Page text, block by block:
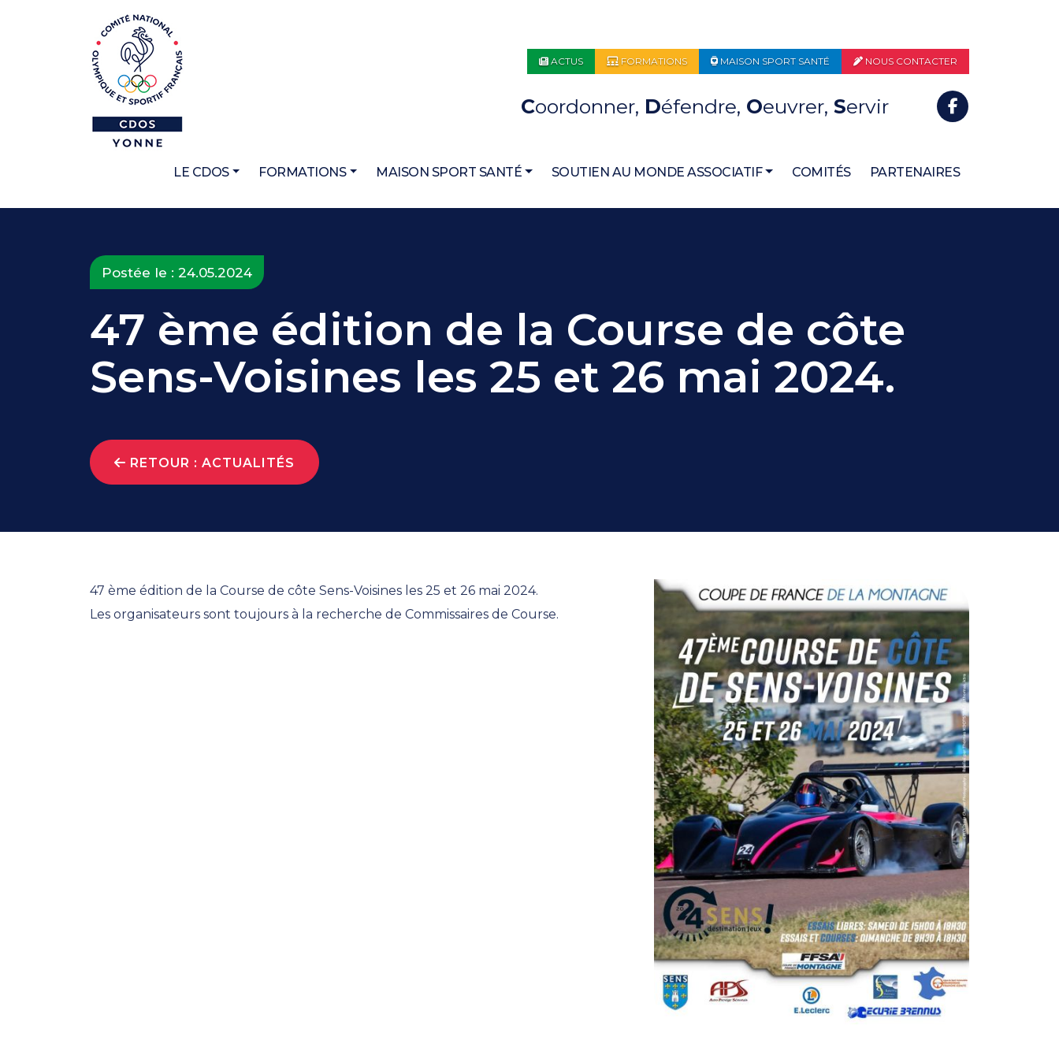
ACTUS FORMATIONS MAISON SPORT SANTÉ NOUS CONTACTER
Coordonner, Défendre, Oeuvrer, Servir
LE CDOS FORMATIONS MAISON SPORT SANTÉ SOUTIEN AU MONDE ASSOCIATIF COMITÉS PARTENAIRES
Postée le : 24.05.2024
47 ème édition de la Course de côte
Sens-Voisines les 25 et 26 mai 2024.
RETOUR : ACTUALITÉS
47 ème édition de la Course de côte Sens-Voisines les 25 et 26 mai 2024.
Les organisateurs sont toujours à la recherche de Commissaires de Course.